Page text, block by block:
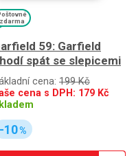
zdarma
59: Garfield
spát se slepicemi
cena: 199 Kč
cena s DPH: 179 Kč
-10%